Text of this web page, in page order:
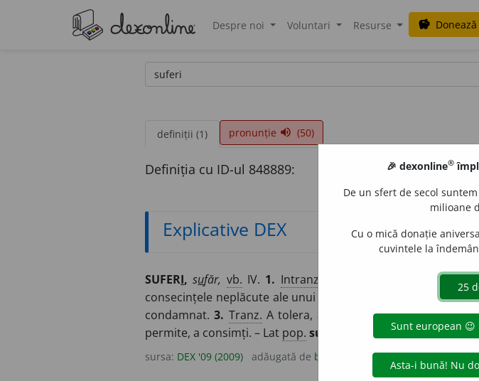
Despre noi Voluntari Resurse savings Donează
definiții (1) pronunție volume_up (50)
Definiția cu ID-ul 848889:
Explicative DEX
SUFERI, sufăr, vb. IV. 1. Intranz.
A încerca, a simți, a
consecințele neplăcute ale unui fapt.
intranz.A
condamnat.3. Tranz. A tolera, a suporta prezența cuiva
permite, a consimți. – Lat pop. sufferire sufferre).
sursa: DEX '09 (2009) adăugată de blaurb. acțiuni
🎉 dexonline®
De un sfert de secol
milioane
Cu o mică donație
cuvintele la